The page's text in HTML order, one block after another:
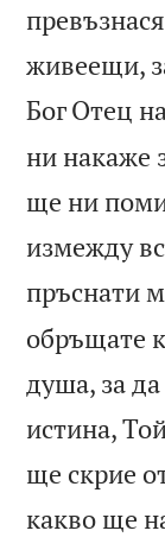
живеещи,
Бог Отец
ни накаже
ще ни
измежду
пръснати
обръщате
душа, за
истина,
ще скрие
какво ще